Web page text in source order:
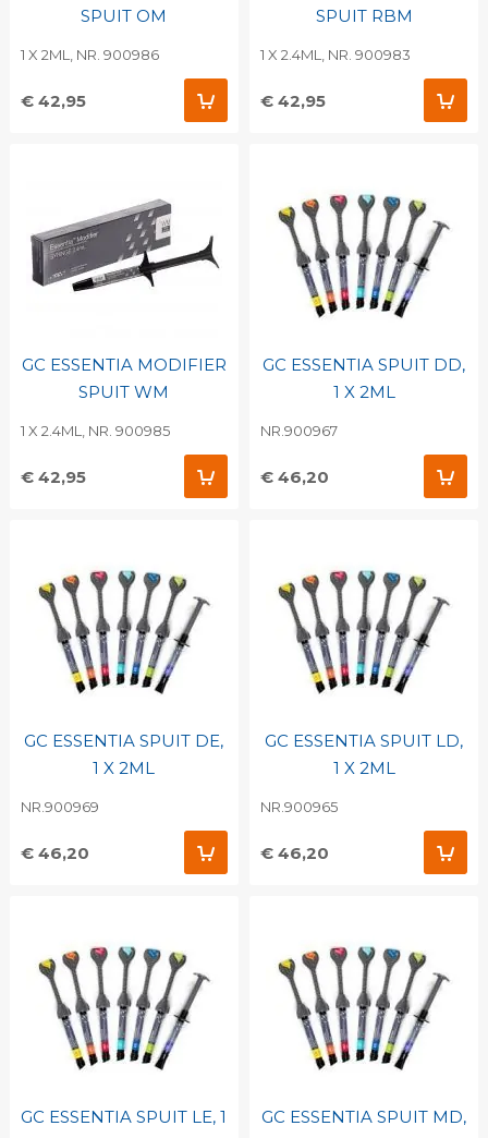
SPUIT OM
1 X 2ML, NR. 900986
€ 42,95
SPUIT RBM
1 X 2.4ML, NR. 900983
€ 42,95
GC ESSENTIA MODIFIER
SPUIT WM
1 X 2.4ML, NR. 900985
€ 42,95
GC ESSENTIA SPUIT DD,
1 X 2ML
NR.900967
€ 46,20
GC ESSENTIA SPUIT DE,
1 X 2ML
NR.900969
€ 46,20
GC ESSENTIA SPUIT LD,
1 X 2ML
NR.900965
€ 46,20
GC ESSENTIA SPUIT LE, 1
GC ESSENTIA SPUIT MD,